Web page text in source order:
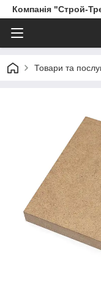
Компанія "Строй-
Товари та